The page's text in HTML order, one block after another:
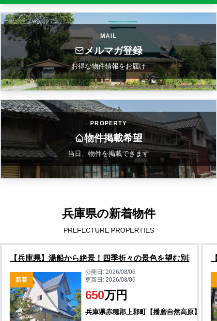
MAIL
メルマガ登録
お得な物件情報をお届け
PROPERTY
物件掲載希望
当日、物件を掲載できます
兵庫県の新着物件
PREFECTURE PROPERTIES
【兵庫県】湯船から絶景！四季折々の景色を望む別荘物件
新着
公開日:2026/08/06
更新日:2026/08/06
650万円
兵庫県赤穂郡上郡町【播磨自然高原】